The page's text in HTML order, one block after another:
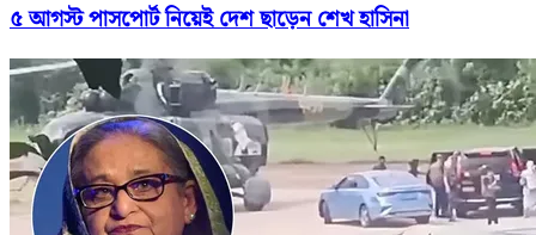
৫ আগস্ট পাসপোর্ট নিয়েই দেশ ছাড়েন শেখ হাসিনা